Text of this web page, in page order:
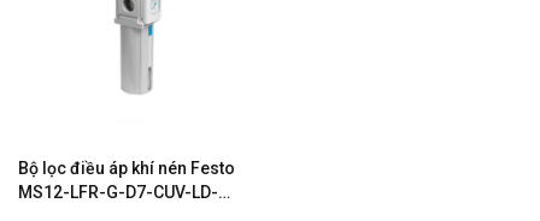
Bộ lọc điều áp khí nén Festo
MS12-LFR-G-D7-CUV-LD-AS